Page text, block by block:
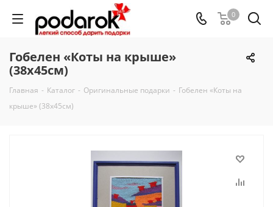
0
Гобелен «Коты на крыше»
(38х45см)
Главная - Каталог - Оригинальные подарки - Гобелен «Коты на
крыше» (38х45см)